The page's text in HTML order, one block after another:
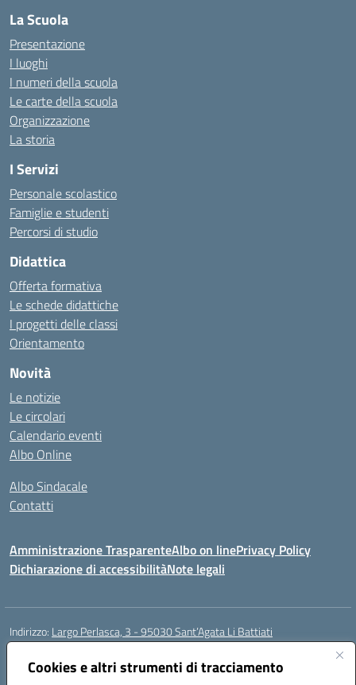
Cookies e altri strumenti di tracciamento
La Scuola
Presentazione
I luoghi
I numeri della scuola
Le carte della scuola
Organizzazione
La storia
I Servizi
Personale scolastico
Famiglie e studenti
Percorsi di studio
Didattica
Offerta formativa
Le schede didattiche
I progetti delle classi
Orientamento
Novità
Le notizie
Le circolari
Calendario eventi
Albo Online
Albo Sindacale
Contatti
Amministrazione TrasparenteAlbo on linePrivacy Policy
Dichiarazione di accessibilitàNote legali
Indirizzo: Largo Perlasca, 3 - 95030 Sant’Agata Li Battiati
Centralino:
ctic8bl002@istruzione.it
Posta elettronica certificata (PEC):ctic8bl002@pec.istruzione.it